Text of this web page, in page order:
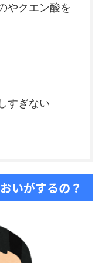
やクエン酸を
すぎない
いがするの？